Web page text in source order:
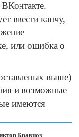
ввести капчу,
или ошибка о
выше)
и возможные
имеются
Кравцов